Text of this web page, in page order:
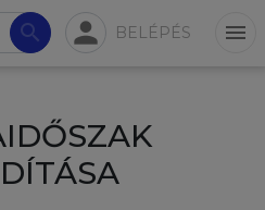
search person BELÉPÉS menu